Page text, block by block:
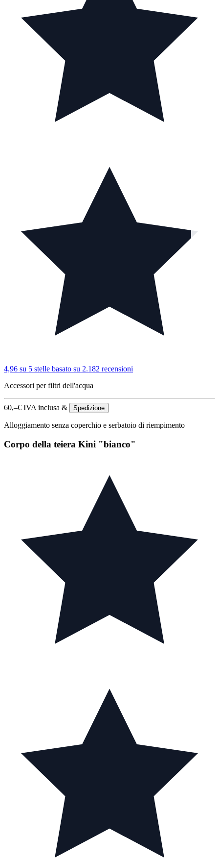
4,96 su 5 stelle basato su 2.182 recensioni
Accessori per filtri dell'acqua
60,–€ IVA inclusa & Spedizione
Alloggiamento senza coperchio e serbatoio di riempimento
Corpo della teiera Kini "bianco"